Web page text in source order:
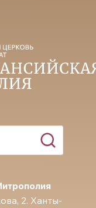
2. Ханты-